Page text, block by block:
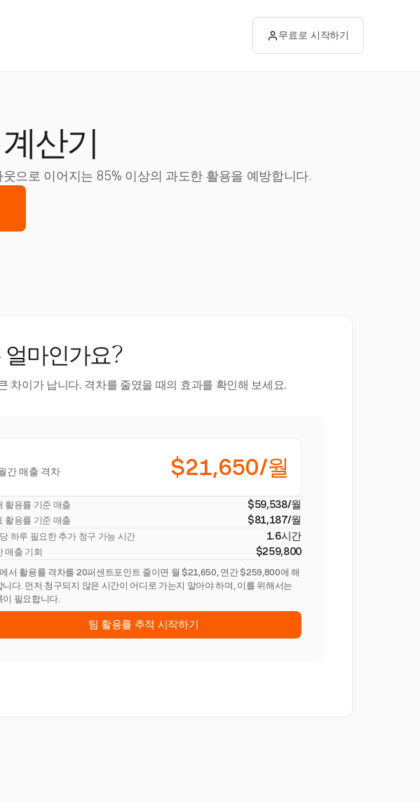
무료로 시작하기
산기
으로 이어지는 85% 이상의 과도한 활용을 예방합니다.
얼마인가요?
이가 납니다. 격차를 줄였을 때의 효과를 확인해 보세요.
간 매출 격차 $21,650/월
활용률 기준 매출 $59,538/월
활용률 기준 매출 $81,187/월
하루 필요한 추가 청구 가능 시간 1.6시간
매출 기회 $259,800
서 활용률 격차를 20퍼센트포인트 줄이면 월 $21,650, 연간 $259,800에 해
니다. 먼저 청구되지 않은 시간이 어디로 가는지 알아야 하며, 이를 위해서는
이 필요합니다.
팀 활용률 추적 시작하기